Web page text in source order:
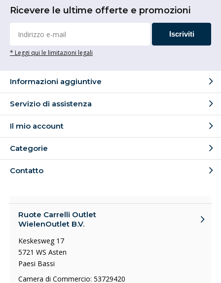
Ricevere le ultime offerte e promozioni
Iscriviti
* Leggi qui le limitazioni legali
Informazioni aggiuntive
Servizio di assistenza
Il mio account
Categorie
Contatto
Ruote Carrelli Outlet
WielenOutlet B.V.
Keskesweg 17
5721 WS Asten
Paesi Bassi
Camera di Commercio: 53729420